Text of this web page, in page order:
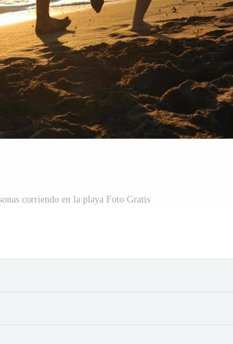
corriendo en la playa Foto Gratis